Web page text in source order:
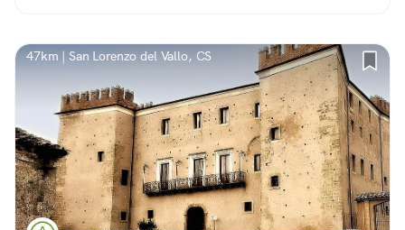
47km | San Lorenzo del Vallo, CS